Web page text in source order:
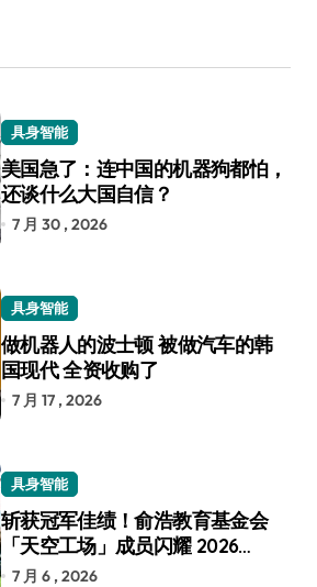
具身智能
美国急了：连中国的机器狗都怕，
还谈什么大国自信？
7 月 30 , 2026
具身智能
做机器人的波士顿 被做汽车的韩
国现代 全资收购了
7 月 17 , 2026
具身智能
斩获冠军佳绩！俞浩教育基金会
「天空工场」成员闪耀 2026
RoboCup 机器人世界杯
7 月 6 , 2026